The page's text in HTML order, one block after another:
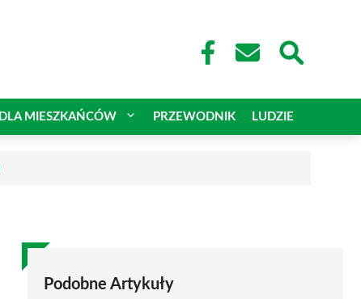
DLA MIESZKAŃCÓW PRZEWODNIK LUDZIE
Podobne Artykuły